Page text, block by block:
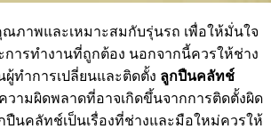
ภาพและเหมาะสมกับรุ่นรถ เพื่อให้มั่นใจ
ารทำงานที่ถูกต้อง นอกจากนี้ควรให้ช่าง
ทำการเปลี่ยนและติดตั้ง ลูกปืนคลัทช์
วามผิดพลาดที่อาจเกิดขึ้นจากการติดตั้งผิด
ปืนคลัทช์เป็นเรื่องที่ช่างและมือใหม่ควรให้